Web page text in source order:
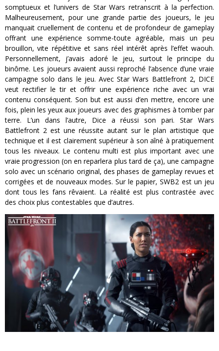
somptueux et l’univers de Star Wars retranscrit à la perfection.
Malheureusement, pour une grande partie des joueurs, le jeu
manquait cruellement de contenu et de profondeur de gameplay
offrant une expérience somme-toute agréable, mais un peu
brouillon, vite répétitive et sans réel intérêt après l’effet waouh.
Personnellement, j’avais adoré le jeu, surtout le principe du
binôme. Les joueurs avaient aussi reproché l’absence d’une vraie
campagne solo dans le jeu. Avec Star Wars Battlefront 2, DICE
veut rectifier le tir et offrir une expérience riche avec un vrai
contenu conséquent. Son but est aussi d’en mettre, encore une
fois, plein les yeux aux joueurs avec des graphismes à tomber par
terre. L’un dans l’autre, Dice a réussi son pari. Star Wars
Battlefront 2 est une réussite autant sur le plan artistique que
technique et il est clairement supérieur à son aîné à pratiquement
tous les niveaux. Le contenu multi est plus important avec une
vraie progression (on en reparlera plus tard de ça), une campagne
solo avec un scénario original, des phases de gameplay revues et
corrigées et de nouveaux modes. Sur le papier, SWB2 est un jeu
dont tous les fans rêvaient. La réalité est plus contrastée avec
des choix plus contestables que d’autres.